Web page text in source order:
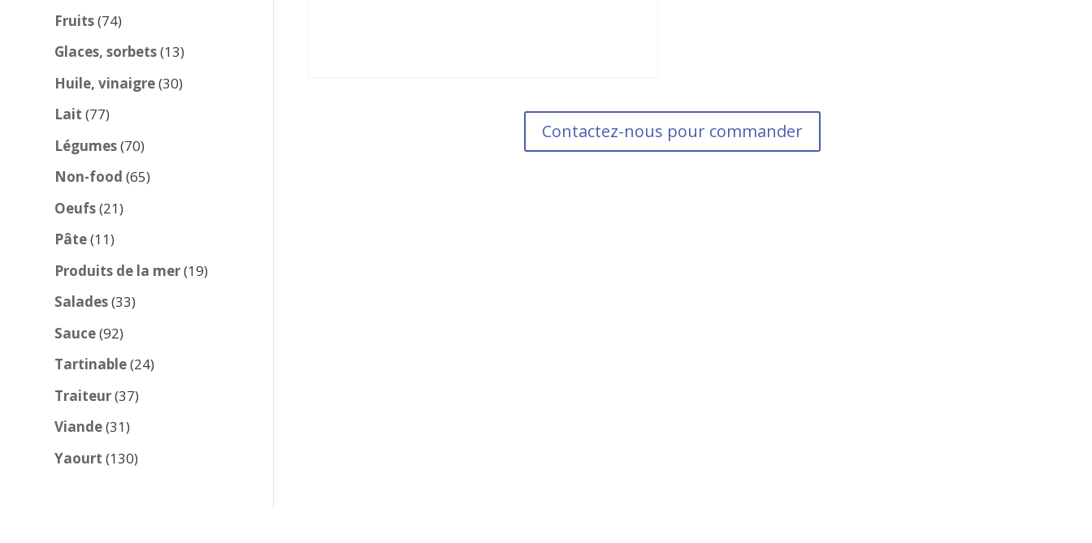
Fruits 7474
produits
Glaces, sorbets 1313
produits
Huile, vinaigre 3030
Lait 7777
produits
Légumes 7070
produits
Non-food 6565
Oeufs 2121
Pâte 1111
produits
Produits de la mer 1919
Salades 3333
Sauce 9292
produits
Tartinable 2424
Traiteur 3737
Viande 3131
produits
Yaourt 130130
Contactez-nous pour commander